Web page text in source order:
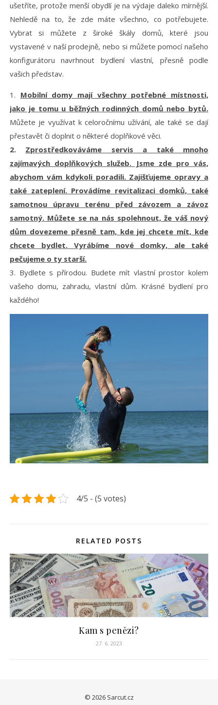
ušetříte, protože menší obydlí je na výdaje daleko mírnější.
Nehledě na to, že zde máte všechno, co potřebujete.
Vybrat si můžete z široké škály domů, které jsou
vystavené v naší prodejně, nebo si můžete pomocí našeho
konfigurátoru navrhnout bydlení vlastní, přesně podle
vašich představ.
1. Mobilní domy mají všechny potřebné místnosti,
jako je tomu u běžných rodinných domů nebo bytů.
Můžete je využívat k celoročnímu užívání, ale také se dají
přestavět či doplnit o některé doplňkové věci.
2. Zprostředkováváme servis a také mnoho
zajímavých doplňkových služeb. Jsme zde pro vás,
abychom vám kdykoli poradili. Zajišťujeme opravy a
také zateplení. Provádíme revitalizaci domků, také
samotnou úpravu terénu před závozem a závoz
samotný. Můžete se na nás spolehnout, že váš nový
dům dovezeme přesně tam, kde jej chcete mít, kde
chcete bydlet. Vyrábíme nové domky, ale také
pečujeme o ty starší.
3. Bydlete s přírodou. Budete mít vlastní prostor kolem
vašeho domu, zahradu, vlastní dům. Krásné bydlení pro
každého!
4/5 - (5 votes)
RELATED POSTS
Kam s penězi?
27. 6. 2023
© 2026 Sarcut.cz